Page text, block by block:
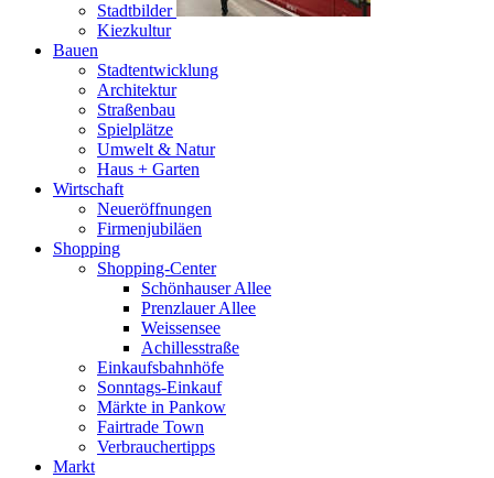
Stadtbilder
Kiezkultur
Bauen
Stadtentwicklung
Architektur
Straßenbau
Spielplätze
Umwelt & Natur
Haus + Garten
Wirtschaft
Neueröffnungen
Firmenjubiläen
Shopping
Shopping-Center
Schönhauser Allee
Prenzlauer Allee
Weissensee
Achillesstraße
Einkaufsbahnhöfe
Sonntags-Einkauf
Märkte in Pankow
Fairtrade Town
Verbrauchertipps
Markt